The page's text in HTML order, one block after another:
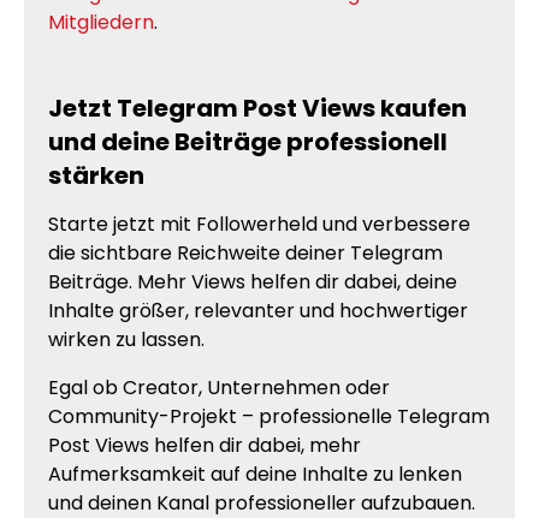
Mitgliedern.
Jetzt Telegram Post Views kaufen
und deine Beiträge professionell
stärken
Starte jetzt mit Followerheld und verbessere
die sichtbare Reichweite deiner Telegram
Beiträge. Mehr Views helfen dir dabei, deine
Inhalte größer, relevanter und hochwertiger
wirken zu lassen.
Egal ob Creator, Unternehmen oder
Community-Projekt – professionelle Telegram
Post Views helfen dir dabei, mehr
Aufmerksamkeit auf deine Inhalte zu lenken
und deinen Kanal professioneller aufzubauen.